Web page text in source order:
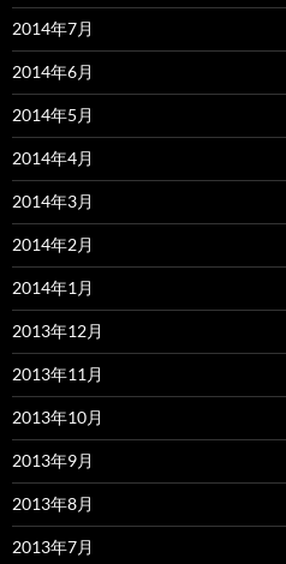
2014年7月
2014年6月
2014年5月
2014年4月
2014年3月
2014年2月
2014年1月
2013年12月
2013年11月
2013年10月
2013年9月
2013年8月
2013年7月